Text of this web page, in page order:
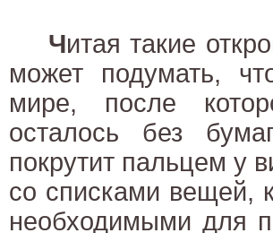
Читая такие
может подумать,
мире, после
осталось без
покрутит пальцем у
со списками вещей,
необходимыми для